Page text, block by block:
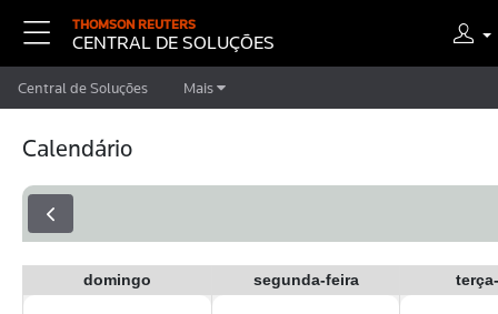
THOMSON REUTERS
CENTRAL DE SOLUÇÕES
Central de Soluções Mais
Calendário
domingo segunda-feira